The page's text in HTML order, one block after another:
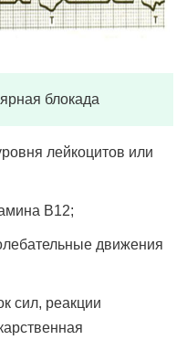
блокада
лейкоцитов или
B12;
движения
сил, реакции